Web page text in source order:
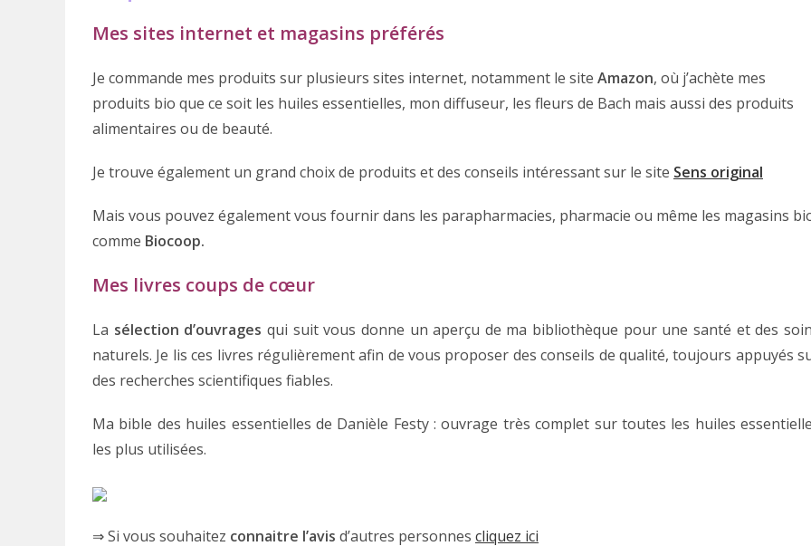
Mes sites internet et magasins préférés
Je commande mes produits sur plusieurs sites internet, notamment le site Amazon, où j’achète mes
produits bio que ce soit les huiles essentielles, mon diffuseur, les fleurs de Bach mais aussi des produits
alimentaires ou de beauté.
Je trouve également un grand choix de produits et des conseils intéressant sur le site Sens original
Mais vous pouvez également vous fournir dans les parapharmacies, pharmacie ou même les magasins
comme Biocoop.
Mes livres coups de cœur
La sélection d’ouvrages qui suit vous donne un aperçu de ma bibliothèque pour une santé et des
naturels. Je lis ces livres régulièrement afin de vous proposer des conseils de qualité, toujours appuyés
des recherches scientifiques fiables.
Ma bible des huiles essentielles de Danièle Festy : ouvrage très complet sur toutes les huiles
les plus utilisées.
⇒ Si vous souhaitez connaitre l’avis d’autres personnes cliquez ici